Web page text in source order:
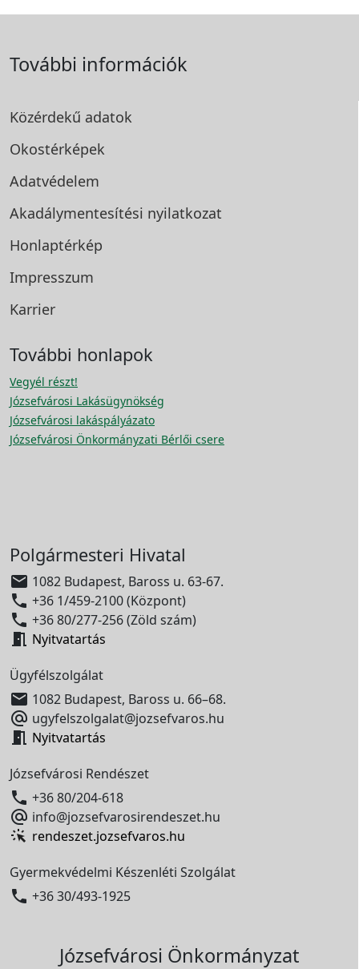
További információk
Közérdekű adatok
Okostérképek
Adatvédelem
Akadálymentesítési nyilatkozat
Honlaptérkép
Impresszum
Karrier
További honlapok
Vegyél részt!
Józsefvárosi Lakásügynökség
Józsefvárosi lakáspályázato
Józsefvárosi Önkormányzati Bérlői csere
Polgármesteri Hivatal
 1082 Budapest, Baross u. 63-67.
 +36 1/459-2100 (Központ)
 +36 80/277-256 (Zöld szám)
 Nyitvatartás
Ügyfélszolgálat
 1082 Budapest, Baross u. 66–68.
 ugyfelszolgalat@jozsefvaros.hu
 Nyitvatartás
Józsefvárosi Rendészet
 +36 80/204-618
 info@jozsefvarosirendeszet.hu
rendeszet.jozsefvaros.hu
Gyermekvédelmi Készenléti Szolgálat
 +36 30/493-1925
Józsefvárosi Önkormányzat